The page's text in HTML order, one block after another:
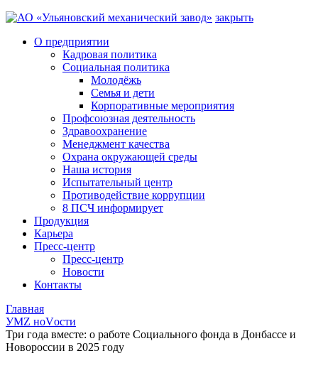
закрыть
О предприятии
Кадровая политика
Социальная политика
Молодёжь
Семья и дети
Корпоративные мероприятия
Профсоюзная деятельность
Здравоохранение
Менеджмент качества
Охрана окружающей среды
Наша история
Испытательный центр
Противодействие коррупции
8 ПСЧ информирует
Продукция
Карьера
Пресс-центр
Пресс-центр
Новости
Контакты
Главная
УМZ ноVости
Три года вместе: о работе Социального фонда в Донбассе и
Новороссии в 2025 году